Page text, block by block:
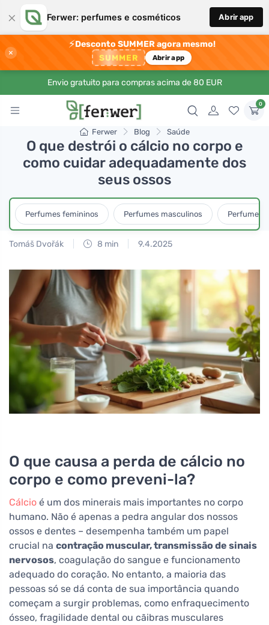
× Ferwer: perfumes e cosméticos Abrir app
×
⚡Desconto SUMMER agora mesmo!
SUMMER Abrir app
Envio gratuito para compras acima de 80 EUR
0
Ferwer Blog Saúde
O que destrói o cálcio no corpo e
como cuidar adequadamente dos
seus ossos
Perfumes femininos Perfumes masculinos Perfumes
Tomáš Dvořák 8 min 9.4.2025
O que causa a perda de cálcio no
corpo e como preveni-la?
Cálcio é um dos minerais mais importantes no corpo
humano. Não é apenas a pedra angular dos nossos
ossos e dentes – desempenha também um papel
crucial na contração muscular, transmissão de sinais
nervosos, coagulação do sangue e funcionamento
adequado do coração. No entanto, a maioria das
pessoas só se dá conta de sua importância quando
começam a surgir problemas, como enfraquecimento
ósseo, fragilidade dental ou cãibras musculares